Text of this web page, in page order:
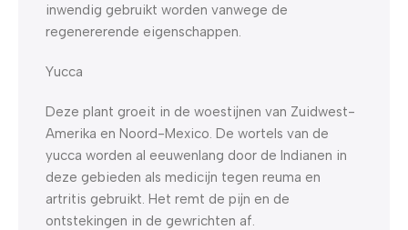
inwendig gebruikt worden vanwege de
regenererende eigenschappen.
Yucca
Deze plant groeit in de woestijnen van Zuidwest-
Amerika en Noord-Mexico. De wortels van de
yucca worden al eeuwenlang door de Indianen in
deze gebieden als medicijn tegen reuma en
artritis gebruikt. Het remt de pijn en de
ontstekingen in de gewrichten af.